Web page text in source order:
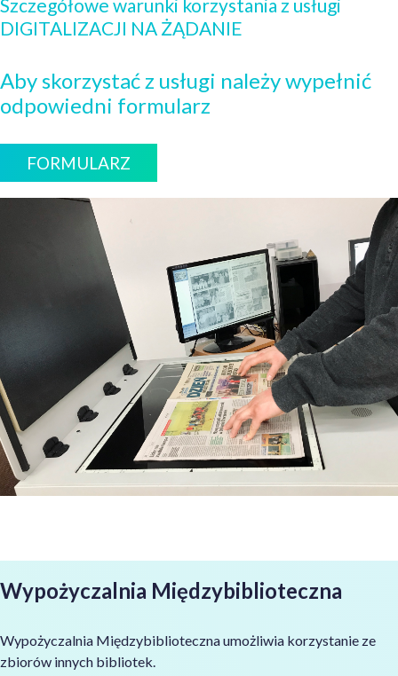
Szczegółowe warunki korzystania z usługi
DIGITALIZACJI NA ŻĄDANIE
Aby skorzystać z usługi należy wypełnić
odpowiedni formularz
FORMULARZ
Wypożyczalnia Międzybiblioteczna
Wypożyczalnia Międzybiblioteczna umożliwia korzystanie ze
zbiorów innych bibliotek.